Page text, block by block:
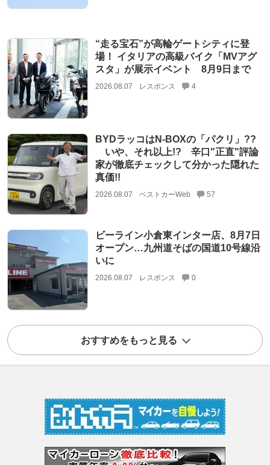
“走る宝石”が高輪ゲートシティに登
場！ イタリアの高級バイク「MVアグ
スタ」が展示イベント 8月9日まで
2026.08.07 レスポンス 4
BYDラッコはN-BOXの「パクリ」??
いや、それ以上!? 辛口"正直"評論
家が徹底チェックして分かった隠れた
真価!!
2026.08.07 ベストカーWeb 57
ビーライン小倉東インター店、8月7日
オープン…九州道そばの国道10号線沿
いに
2026.08.07 レスポンス 0
おすすめをもっと見る